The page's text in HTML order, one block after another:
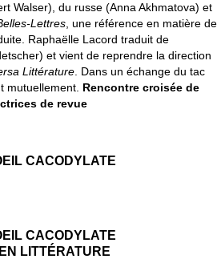
Walser), du russe (Anna Akhmatova) et
Lettres, une référence en matière de
Raphaëlle Lacord traduit de
et vient de reprendre la direction
Littérature. Dans un échange du tac
mutuellement. Rencontre croisée de
de revue
CACODYLATE
CACODYLATE
LITTÉRATURE